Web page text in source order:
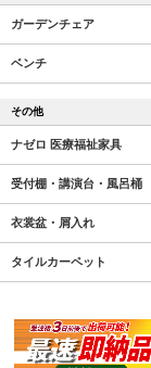
ガーデンチェア
ベンチ
その他
ナゼロ 医療福祉家具
受付棚・講演台・風呂桶
衣裳盆・屑入れ
タイルカーペット